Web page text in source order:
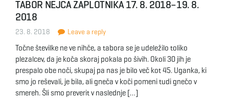
TABOR NEJCA ZAPLOTNIKA 17. 8. 2018–19. 8.
2018
23. 8. 2018 Leave a reply
Točne številke ne ve nihče, a tabora se je udeležilo toliko
plezalcev, da je koča skoraj pokala po šivih. Okoli 30 jih je
prespalo obe noči, skupaj pa nas je bilo več kot 45. Uganka, ki
smo jo reševali, je bila, ali gneča v koči pomeni tudi gnečo v
smereh. Šli smo preverit v naslednje […]